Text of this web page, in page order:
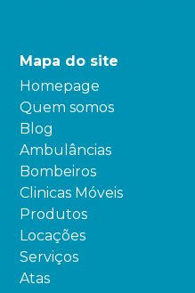
Mapa do site
Homepage
Quem somos
Blog
Ambulâncias
Bombeiros
Clinicas Móveis
Produtos
Locações
Serviços
Atas